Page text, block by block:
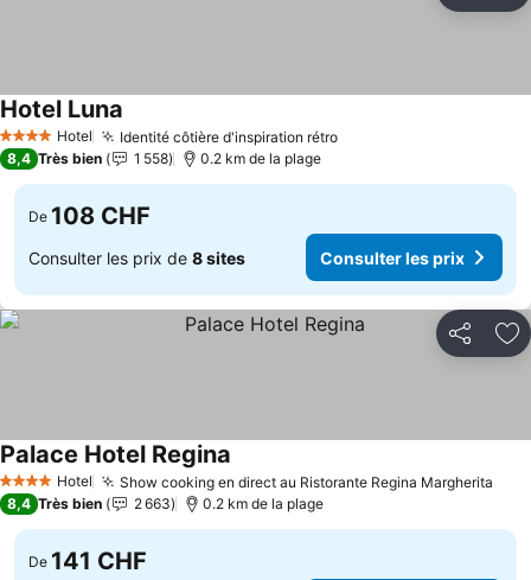
4 Étoiles Hotel Identité côtière d'inspiration rétro
Hotel Luna
8,4 Très bien 1 558 0.2 km de la plage
De 108 CHF
Consulter les prix de 8 sites Consulter les prix
Partager
4 Étoiles Hotel Show cooking en direct au Ristorante Regina Margherita
Palace Hotel Regina
8,4 Très bien 2 663 0.2 km de la plage
De 141 CHF